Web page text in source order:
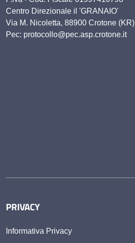
Centro Direzionale il 'GRANAIO'
Via M. Nicoletta, 88900 Crotone (KR)
Pec: protocollo@pec.asp.crotone.it
PRIVACY
Informativa Privacy